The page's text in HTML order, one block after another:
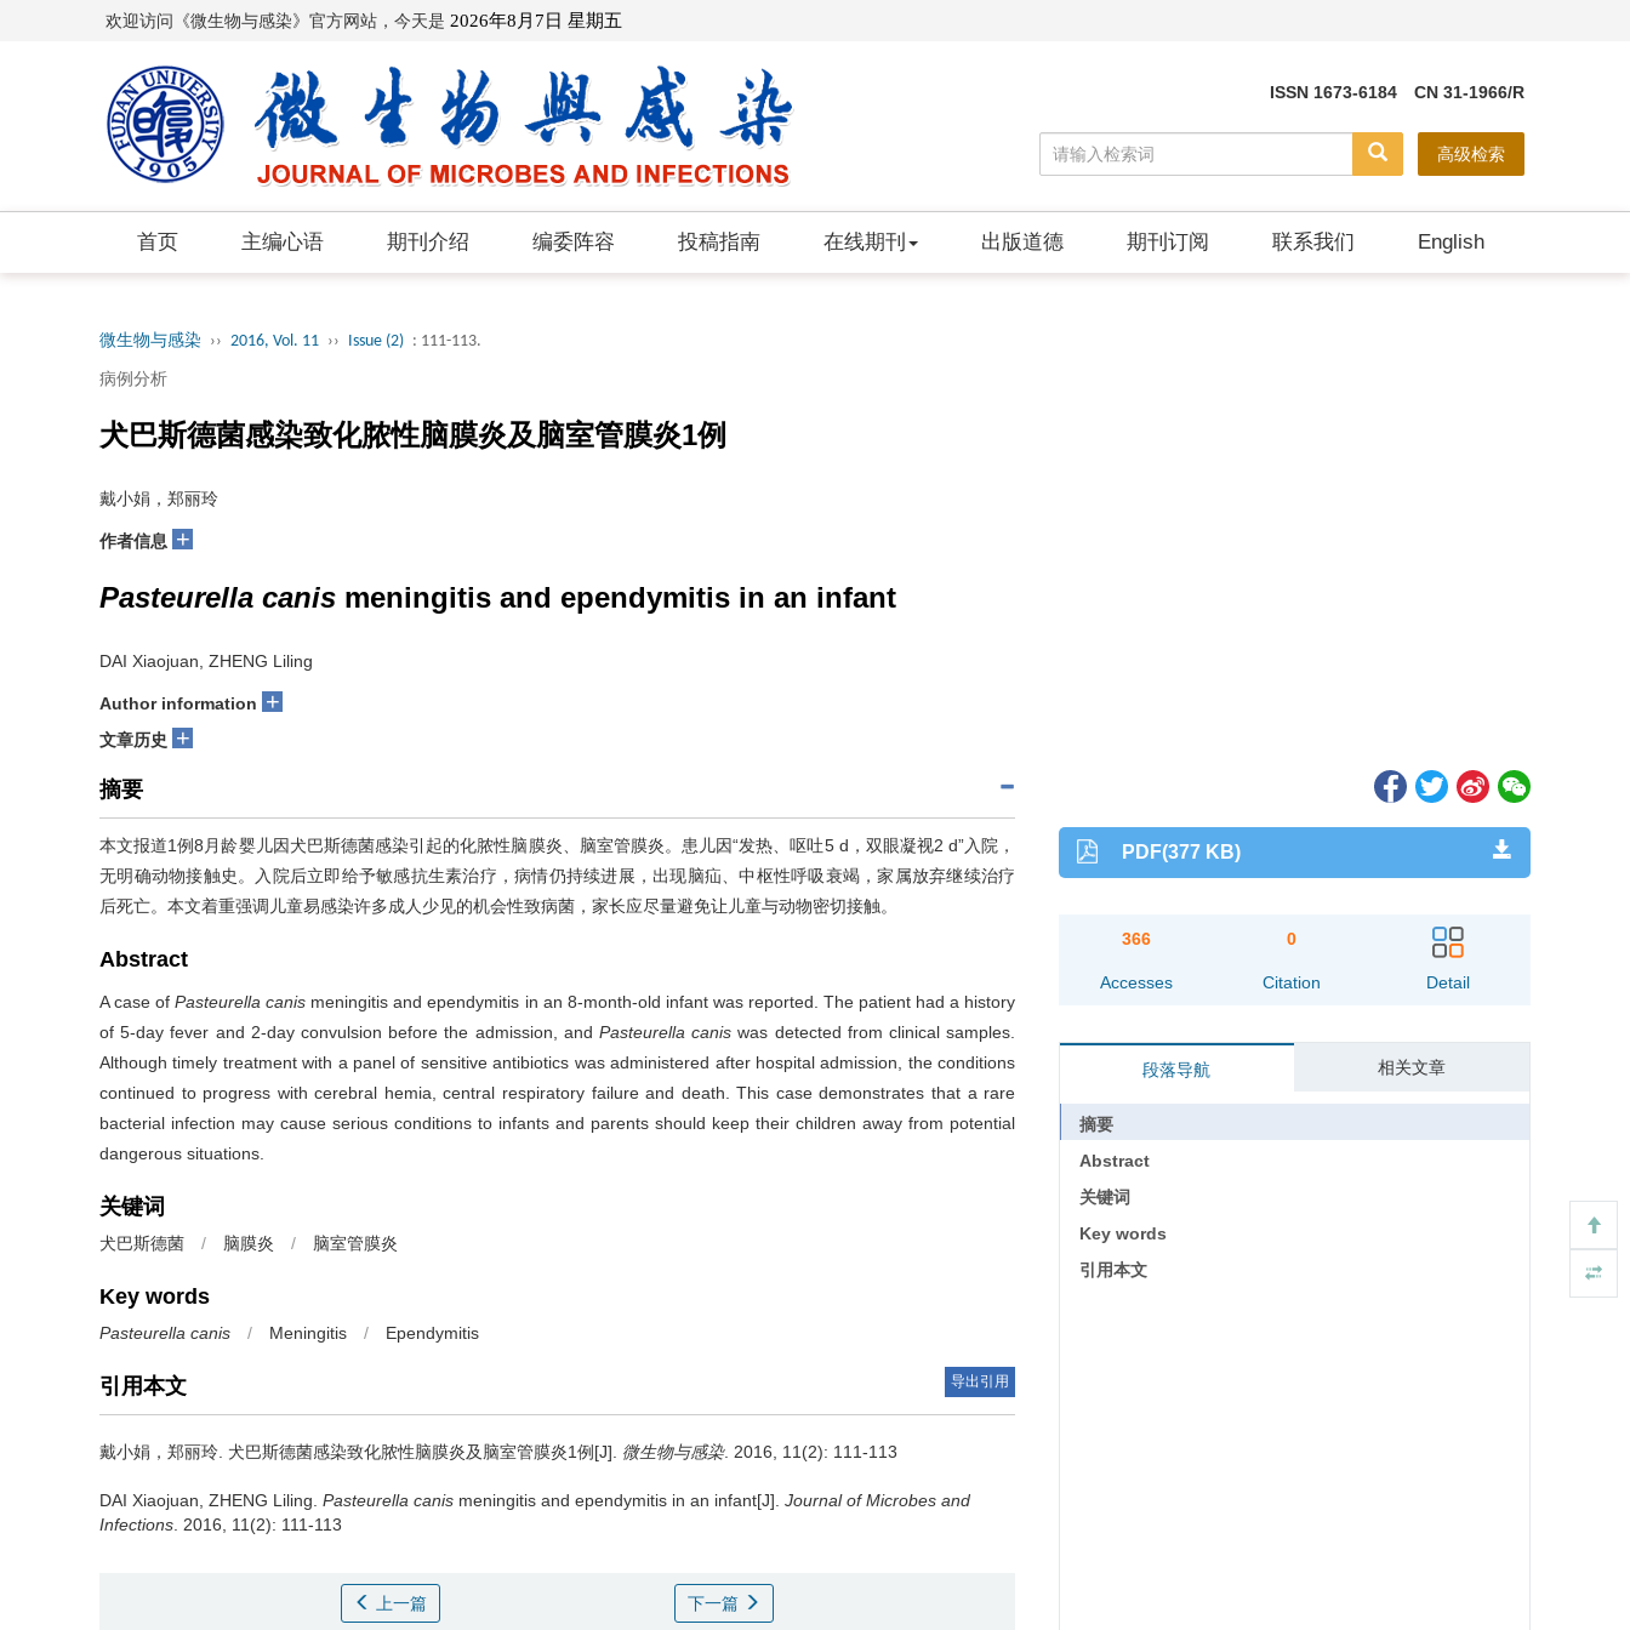
欢迎访问《微生物与感染》官方网站，今天是 2026年8月7日 星期五
ISSN 1673-6184 CN 31-1966/R
高级检索
首页 主编心语 期刊介绍 编委阵容 投稿指南 在线期刊 出版道德 期刊订阅 联系我们 English
微生物与感染 ›› 2016, Vol. 11 ›› Issue (2) : 111-113.
病例分析
犬巴斯德菌感染致化脓性脑膜炎及脑室管膜炎1例
戴小娟，郑丽玲
作者信息 +
Pasteurella canis meningitis and ependymitis in an infant
DAI Xiaojuan, ZHENG Liling
Author information +
文章历史 +
摘要
本文报道1例8月龄婴儿因犬巴斯德菌感染引起的化脓性脑膜炎、脑室管膜炎。患儿因“发热、呕吐5 d，双眼凝视2 d”入院，
无明确动物接触史。入院后立即给予敏感抗生素治疗，病情仍持续进展，出现脑疝、中枢性呼吸衰竭，家属放弃继续治疗
后死亡。本文着重强调儿童易感染许多成人少见的机会性致病菌，家长应尽量避免让儿童与动物密切接触。
Abstract
A case ofPasteurella canis meningitis and ependymitis in an 8-­month-­old infant was reported. The patient had a history
of 5-­day fever and 2­-day convulsion before the admission, and Pasteurella canis was detected from clinical samples.
Although timely treatment with a panel of sensitive antibiotics was administered after hospital admission, the conditions
continued to progress with cerebral hemia, central respiratory failure and death. This case demonstrates that a rare
bacterial infection may cause serious conditions to infants and parents should keep their children away from potential
dangerous situations.
关键词
犬巴斯德菌 / 脑膜炎 / 脑室管膜炎
Key words
Pasteurella canis / Meningitis / Ependymitis
引用本文 导出引用
戴小娟，郑丽玲. 犬巴斯德菌感染致化脓性脑膜炎及脑室管膜炎1例[J]. 微生物与感染. 2016, 11(2): 111-113
DAI Xiaojuan, ZHENG Liling. Pasteurella canis meningitis and ependymitis in an infant[J]. Journal of Microbes and
Infections . 2016, 11(2): 111-113
上一篇 下一篇
PDF(377 KB)
366
Accesses
0
Citation Detail
段落导航 相关文章
摘要
Abstract
关键词
Key words
引用本文